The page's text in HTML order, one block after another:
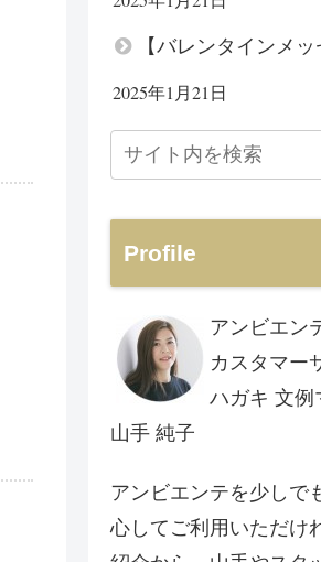
【バレンタインメッ
2025年1月21日
Profile
アンビエン
カスタマー
ハガキ 文例
山手 純子
アンビエンテを少しで
心してご利用いただけ